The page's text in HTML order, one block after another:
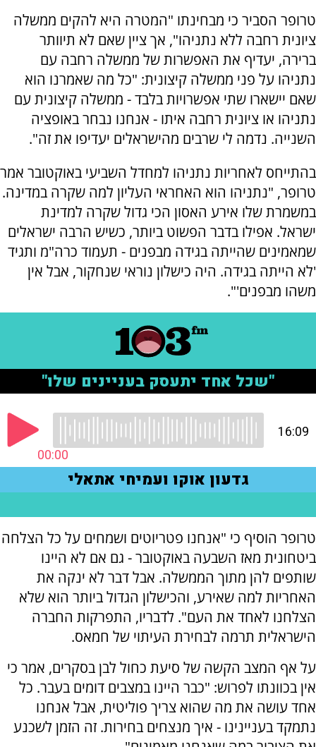
טרופר הסביר כי מבחינתו "המטרה היא להקים ממשלה
ציונית רחבה ללא נתניהו", אך ציין שאם לא תיוותר
ברירה, יעדיף את האפשרות של ממשלה רחבה עם
נתניהו על פני ממשלה קיצונית: "כל מה שאמרנו הוא
שאם יישארו שתי אפשרויות בלבד - ממשלה קיצונית עם
נתניהו או ציונית רחבה איתו - אנחנו נבחר באופציה
השנייה. נדמה לי שרבים מהישראלים יעדיפו את זה".
בהתייחס לאחריות נתניהו למחדל השביעי באוקטובר אמר
טרופר, "נתניהו הוא האחראי העליון למה שקרה במדינה.
במשמרת שלו אירע האסון הכי גדול שקרה למדינת
ישראל. אפילו בדבר הפשוט ביותר, כשיש הרבה ישראלים
שמאמינים שהייתה בגידה מבפנים - תעמוד כרה"מ ותגיד
'לא הייתה בגידה. היה כישלון נוראי שנחקור, אבל אין
משהו מבפנים'".
טרופר הוסיף כי "אנחנו פטריוטים ושמחים על כל הצלחה
ביטחונית מאז השבעה באוקטובר - גם אם לא היינו
שותפים להן מתוך הממשלה. אבל דבר לא ינקה את
האחריות למה שאירע, והכישלון הגדול ביותר הוא שלא
הצלחנו לאחד את העם". לדבריו, התפרקות החברה
הישראלית תרמה לבחירת העיתוי של חמאס.
על אף המצב הקשה של סיעת כחול לבן בסקרים, אמר כי
אין בכוונתו לפרוש: "כבר היינו במצבים דומים בעבר. כל
אחד עושה את מה שהוא צריך פוליטית, אבל אנחנו
נתמקד בעניינינו - איך מנצחים בחירות. זה הזמן לשכנע